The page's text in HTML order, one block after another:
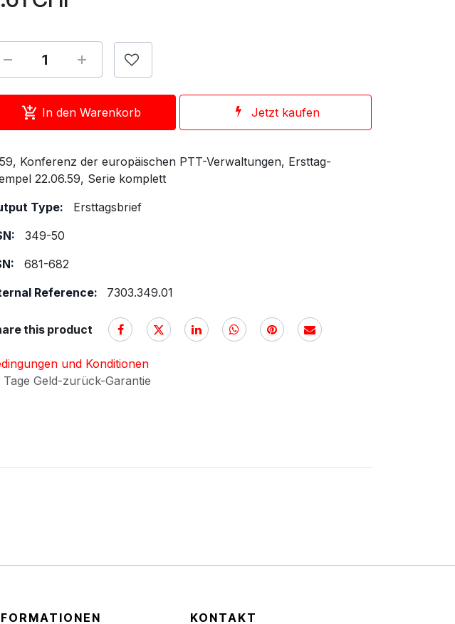
In den Warenkorb Jetzt kaufen
Konferenz der europäischen PTT-Verwaltungen, Ersttag-
22.06.59, Serie komplett
Type:
Ersttagsbrief
349-50
681-682
Reference:
7303.349.01
this product
und Konditionen
Tage Geld-zurück-Garantie
KONTAKT